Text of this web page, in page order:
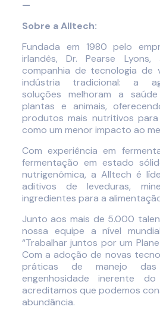
—
Sobre a Alltech:
Fundada em 1980 pelo
irlandês, Dr. Pearse
companhia de tecnologia de
indústria tradicional: a
soluções melhoram a
plantas e animais,
produtos mais nutritivos para
como um menor impacto ao
Com experiência em
fermentação em estado
nutrigenômica, a Alltech é
aditivos de leveduras,
ingredientes para a
Junto aos mais de 5.000
nossa equipe a nível
“Trabalhar juntos por um
Com a adoção de novas
práticas de manejo
engenhosidade inerente
acreditamos que podemos
abundância.